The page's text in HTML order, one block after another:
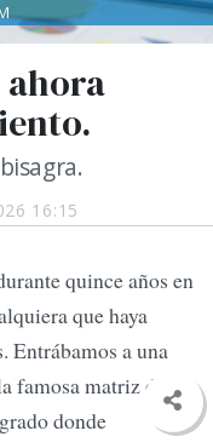
16:15
ahora
quince años en
que haya
Entrábamos a una
famosa matriz de
donde